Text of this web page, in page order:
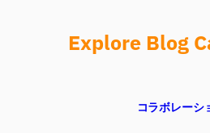
Explore Blog
コラボレーシ